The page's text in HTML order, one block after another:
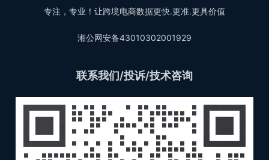
专注，专业！让跨境电商数据更快.更准.更具价值
湘公网安备43010302001929
联系我们/投诉/技术咨询